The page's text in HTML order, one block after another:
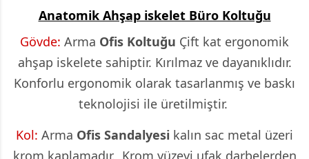
Anatomik Ahşap iskelet Büro Koltuğu
Gövde: Arma Ofis Koltuğu Çift kat ergonomik
ahşap iskelete sahiptir. Kırılmaz ve dayanıklıdır.
Konforlu ergonomik olarak tasarlanmış ve baskı
teknolojisi ile üretilmiştir.
Kol: Arma Ofis Sandalyesi kalın sac metal üzeri
krom kaplamadır. Krom yüzeyi ufak darbelerden